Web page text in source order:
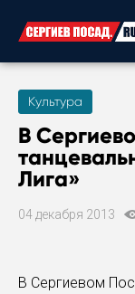
Культура
В
Лига»
04 декабря 2013
В Сергиевом